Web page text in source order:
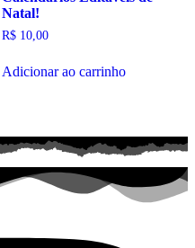
Natal!
R$10,00
Adicionar ao carrinho